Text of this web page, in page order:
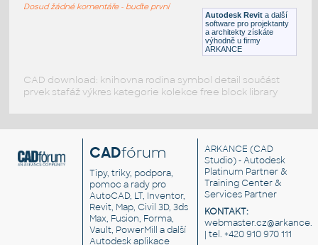
Autodesk Revit a další
software pro projektanty
a architekty získáte
výhodně u firmy
ARKANCE
Dosud žádné komentáře - buďte první
CAD download: knihovna rodina symbol detail součást
prvek stafáž výkres kategorie kolekce free block library
CADfórum
Tipy, triky, podpora,
pomoc a rady pro
AutoCAD, LT, Inventor,
Revit, Map, Civil 3D, 3ds
Max, Fusion, Forma,
Vault, PowerMill a další
Autodesk aplikace
ARKANCE (CAD
Studio) - Autodesk
Platinum Partner &
Training Center &
Services Partner
KONTAKT:
| tel. +420 910 970 111